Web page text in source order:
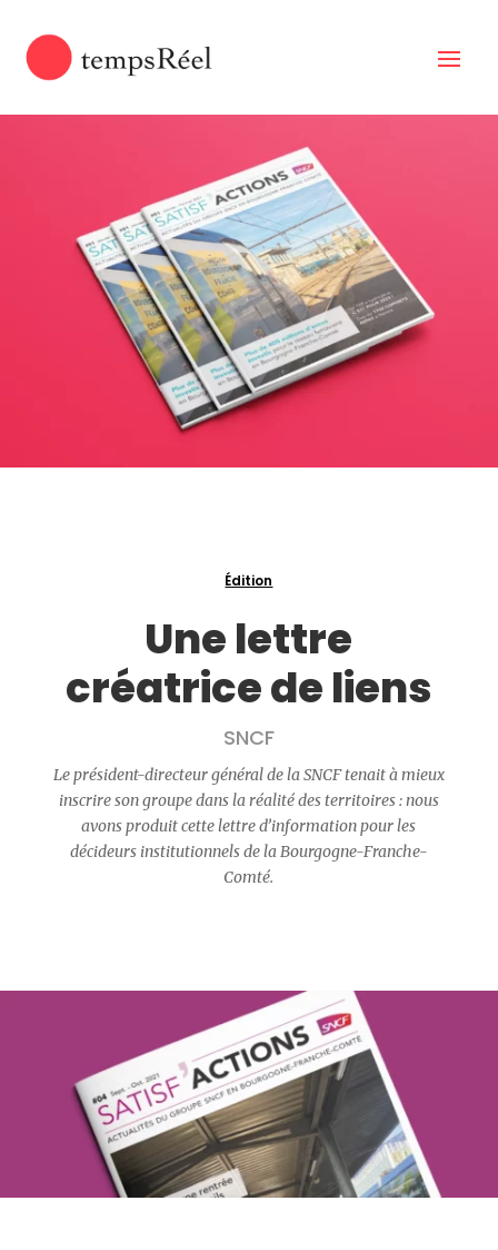
Édition
Une lettre
créatrice de liens
SNCF
Le président-directeur général de la SNCF tenait à mieux
inscrire son groupe dans la réalité des territoires : nous
avons produit cette lettre d’information pour les
décideurs institutionnels de la Bourgogne-Franche-
Comté.